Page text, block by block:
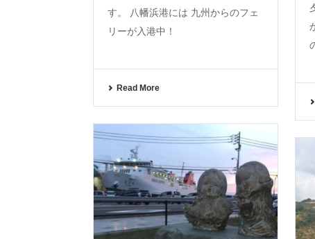
す。 八幡浜港には 九州からのフェ
リーが入港中！
Read More